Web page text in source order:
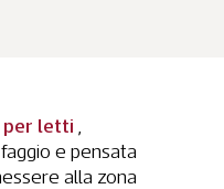
per letti
e pensata
alla zona